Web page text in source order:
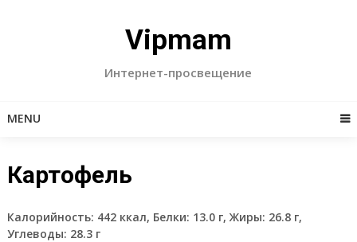
Vipmam
Интернет-просвещение
MENU
Картофель
Калорийность: 442 ккал, Белки: 13.0 г, Жиры: 26.8 г,
Углеводы: 28.3 г